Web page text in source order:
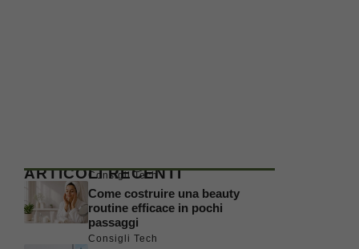
ARTICOLI RECENTI
Consigli Tech
Come costruire una beauty
routine efficace in pochi
passaggi
Consigli Tech